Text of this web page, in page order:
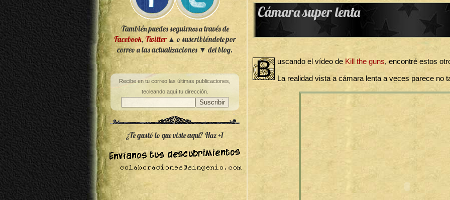
Cámara super lenta
B uscando el vídeo de Kill the guns, encontré estos
La realidad vista a cámara lenta a veces parece no
También puedes seguirnos a través de
Facebook,Twitter▲ o suscribiéndote por
correo a las actualizaciones ▼ del blog.
Recibe en tu correo las últimas publicaciones,
tecleando aquí tu dirección.
¿Te gustó lo que viste aquí? Haz +1